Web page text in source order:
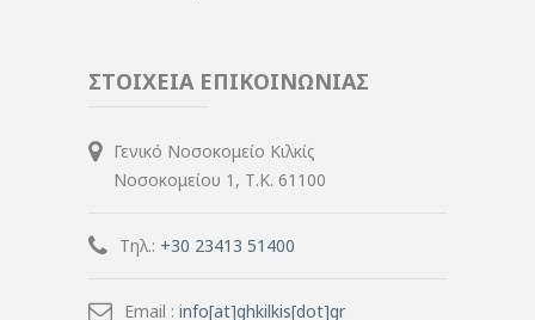
ΣΤΟΙΧΕΙΑ ΕΠΙΚΟΙΝΩΝΙΑΣ
Γενικό Νοσοκομείο Κιλκίς
Νοσοκομείου 1, Τ.Κ. 61100
Τηλ.: +30 23413 51400
Email : info[at]ghkilkis[dot]gr